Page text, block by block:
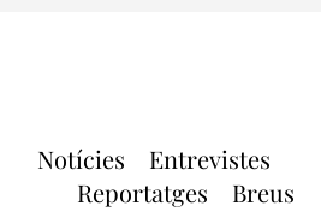
Notícies
Entrevistes
Reportatges
Breus